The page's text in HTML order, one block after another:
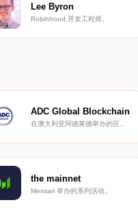
Lee Byron
Robinhood 开发工程师。
ADC Global Blockchain
在澳大利亚阿德莱德举办的区块链峰会。
the mainnet
Messari 举办的系列活动。